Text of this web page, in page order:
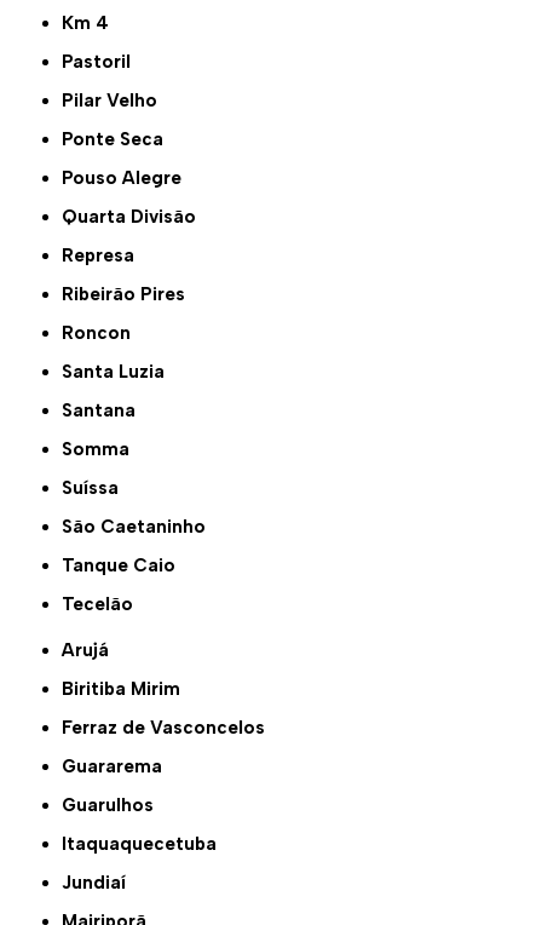
Km 4
Pastoril
Pilar Velho
Ponte Seca
Pouso Alegre
Quarta Divisão
Represa
Ribeirão Pires
Roncon
Santa Luzia
Santana
Somma
Suíssa
São Caetaninho
Tanque Caio
Tecelão
Arujá
Biritiba Mirim
Ferraz de Vasconcelos
Guararema
Guarulhos
Itaquaquecetuba
Jundiaí